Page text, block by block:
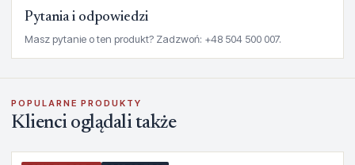
Pytania i odpowiedzi
Masz pytanie o ten produkt? Zadzwoń: +48 504 500 007.
POPULARNE PRODUKTY
Klienci oglądali także